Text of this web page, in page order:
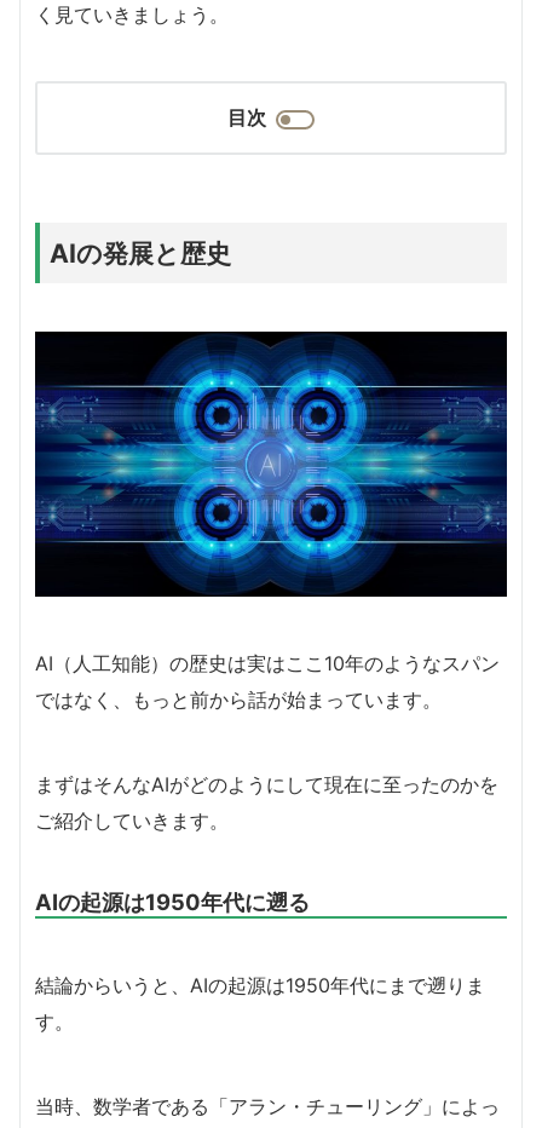
く見ていきましょう。
目次
AIの発展と歴史
AI（人工知能）の歴史は実はここ10年のようなスパン
ではなく、もっと前から話が始まっています。
まずはそんなAIがどのようにして現在に至ったのかを
ご紹介していきます。
AIの起源は1950年代に遡る
結論からいうと、AIの起源は1950年代にまで遡りま
す。
当時、数学者である「アラン・チューリング」によっ